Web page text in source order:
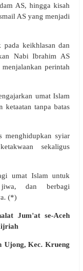
AS, hingga kisah
AS yang menjadi
keikhlasan dan
Nabi Ibrahim AS
perintah
umat Islam
ketaatan tanpa batas
menghidupkan syiar
sekaligus
umat Islam untuk
jiwa, dan berbagi
(*)
Jum'at se-Aceh
Ujong, Kec. Krueng